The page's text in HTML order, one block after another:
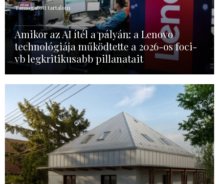
Támogatott tartalom
Amikor az AI ítél a pályán: a Lenovo
technológiája működtette a 2026-os foci-
vb legkritikusabb pillanatait